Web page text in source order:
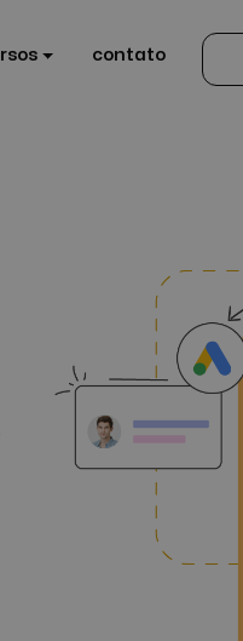
contato